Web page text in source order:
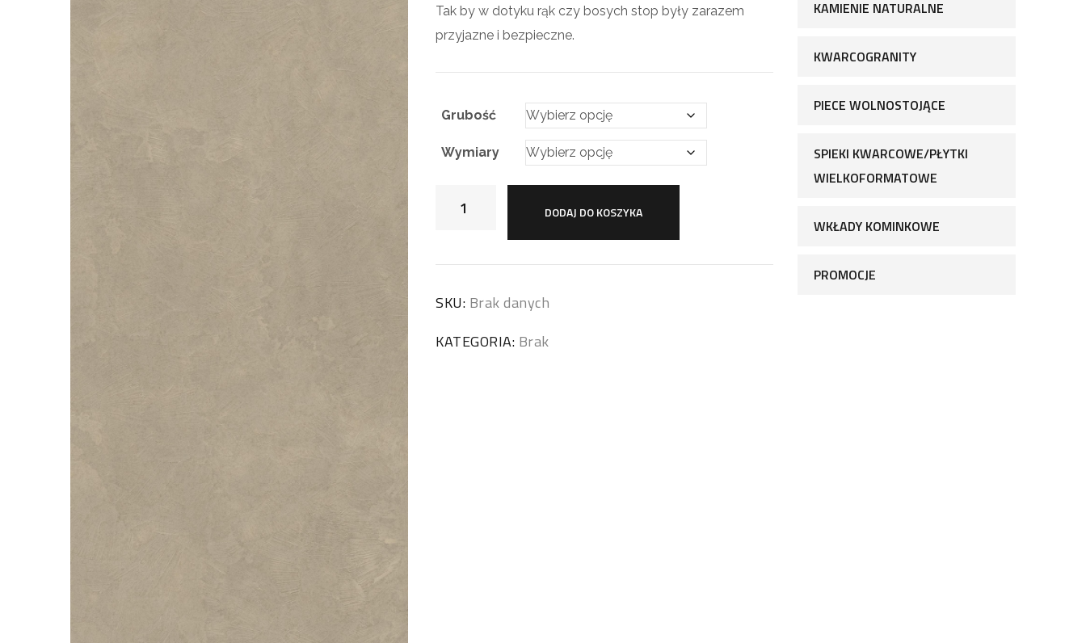
Tak by w dotyku rąk czy bosych stop były zarazem
przyjazne i bezpieczne.
Grubość
Wymiary
DODAJ DO KOSZYKA
SKU: Brak danych
KATEGORIA: Brak
KAMIENIE NATURALNE
KWARCOGRANITY
PIECE WOLNOSTOJĄCE
SPIEKI KWARCOWE/PŁYTKI
WIELKOFORMATOWE
WKŁADY KOMINKOWE
PROMOCJE